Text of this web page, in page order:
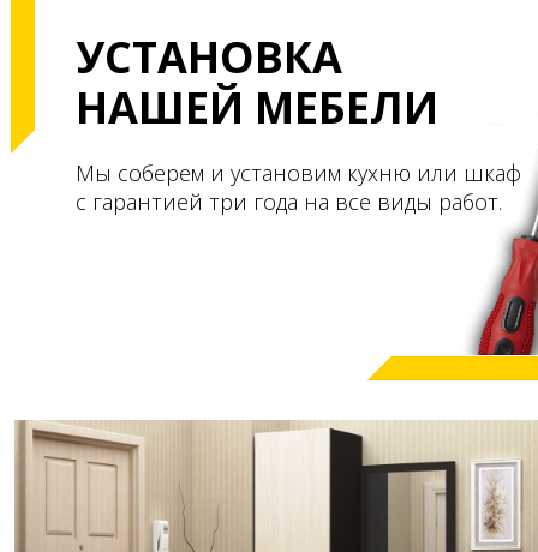
УСТАНОВКА
НАШЕЙ МЕБЕЛИ
Мы соберем и установим кухню или шкаф
с гарантией три года на все виды работ.